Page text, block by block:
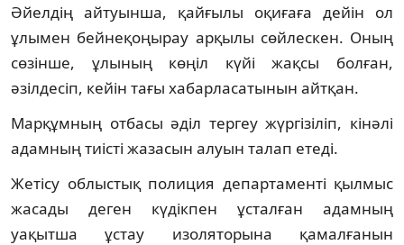
Әйелдің айтуынша, қайғылы оқиғаға дейін ол
ұлымен бейнеқоңырау арқылы сөйлескен. Оның
сөзінше, ұлының көңіл күйі жақсы болған,
әзілдесіп, кейін тағы хабарласатынын айтқан.
Марқұмның отбасы әділ тергеу жүргізіліп, кінәлі
адамның тиісті жазасын алуын талап етеді.
Жетісу облыстық полиция департаменті қылмыс
жасады деген күдікпен ұсталған адамның
уақытша ұстау изоляторына қамалғанын